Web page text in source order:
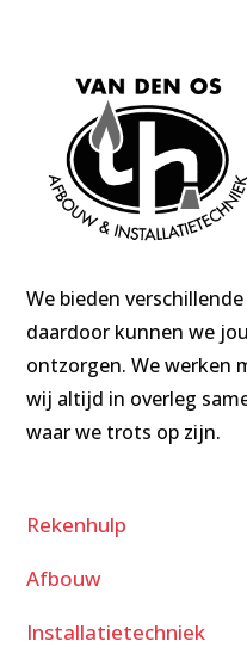
We bieden
daardoor kunnen we
ontzorgen. We werken
wij altijd in overleg
waar we trots op zijn.
Rekenhulp
Afbouw
Installatietechniek